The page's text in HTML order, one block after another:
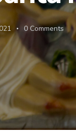
0 Comments